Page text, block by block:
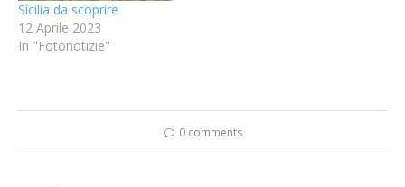
Sicilia da scoprire
12 Aprile 2023
In "Fotonotizie"
0 comments